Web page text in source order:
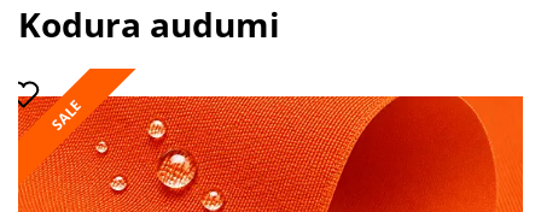
Kodura audumi
SALE